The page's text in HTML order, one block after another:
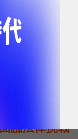
，股權要求主要
國。
略的一部分，旨
部長 Lutnick 持
稅人爭取更有利
臨法律挑戰